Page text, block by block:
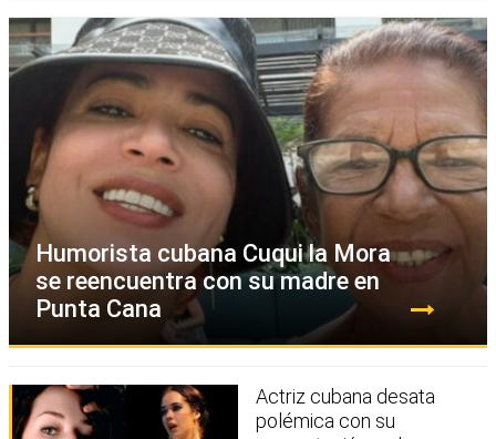
Humorista cubana Cuqui la Mora
se reencuentra con su madre en
Punta Cana
Actriz cubana desata
polémica con su